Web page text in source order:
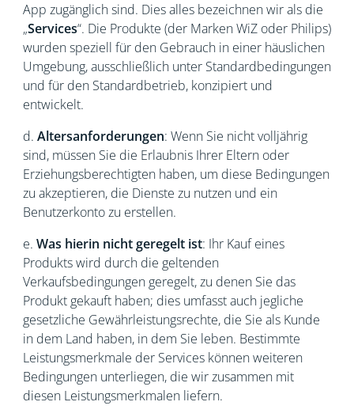
App zugänglich sind. Dies alles bezeichnen wir als die
„Services“. Die Produkte (der Marken WiZ oder Philips)
wurden speziell für den Gebrauch in einer häuslichen
Umgebung, ausschließlich unter Standardbedingungen
und für den Standardbetrieb, konzipiert und
entwickelt.
d. Altersanforderungen: Wenn Sie nicht volljährig
sind, müssen Sie die Erlaubnis Ihrer Eltern oder
Erziehungsberechtigten haben, um diese Bedingungen
zu akzeptieren, die Dienste zu nutzen und ein
Benutzerkonto zu erstellen.
e. Was hierin nicht geregelt ist: Ihr Kauf eines
Produkts wird durch die geltenden
Verkaufsbedingungen geregelt, zu denen Sie das
Produkt gekauft haben; dies umfasst auch jegliche
gesetzliche Gewährleistungsrechte, die Sie als Kunde
in dem Land haben, in dem Sie leben. Bestimmte
Leistungsmerkmale der Services können weiteren
Bedingungen unterliegen, die wir zusammen mit
diesen Leistungsmerkmalen liefern.